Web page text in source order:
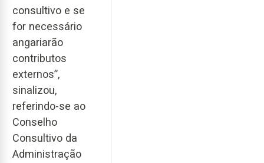
consultivo e se
for necessário
angariarão
contributos
externos”,
sinalizou,
referindo-se ao
Conselho
Consultivo da
Administração